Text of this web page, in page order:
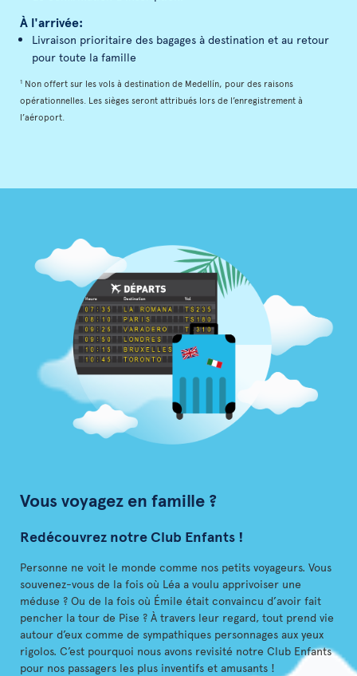
À l'arrivée:
Livraison prioritaire des bagages à destination et au retour
pour toute la famille
1 Non offert sur les vols à destination de Medellín, pour des raisons
opérationnelles. Les sièges seront attribués lors de l’enregistrement à
l’aéroport.
Vous voyagez en famille ?
Redécouvrez notre Club Enfants !
Personne ne voit le monde comme nos petits voyageurs. Vous
souvenez-vous de la fois où Léa a voulu apprivoiser une
méduse ? Ou de la fois où Émile était convaincu d’avoir fait
pencher la tour de Pise ? À travers leur regard, tout prend vie
autour d’eux comme de sympathiques personnages aux yeux
rigolos. C’est pourquoi nous avons revisité notre Club Enfants
pour nos passagers les plus inventifs et amusants !